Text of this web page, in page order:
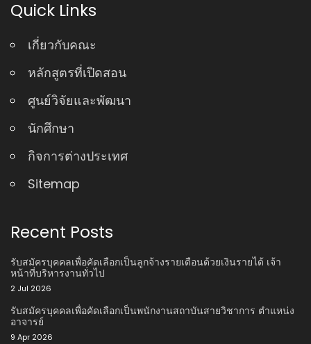
Quick Links
เกี่ยวกับคณะ
หลักสูตรที่เปิดสอน
ศูนย์วิจัยและพัฒนา
นักศึกษา
กิจการต่างประเทศ
Sitemap
Recent Posts
รับสมัครบุคคลเพื่อคัดเลือกเป็นลูกจ้างรายเดือนด้วยเงินรายได้ เจ้า
หน้าที่บริหารงานทั่วไป
2 Jul 2026
รับสมัครบุคคลเพื่อคัดเลือกเป็นพนักงานสถาบันสายวิชาการ ตําแหน่ง
อาจารย์
9 Apr 2026